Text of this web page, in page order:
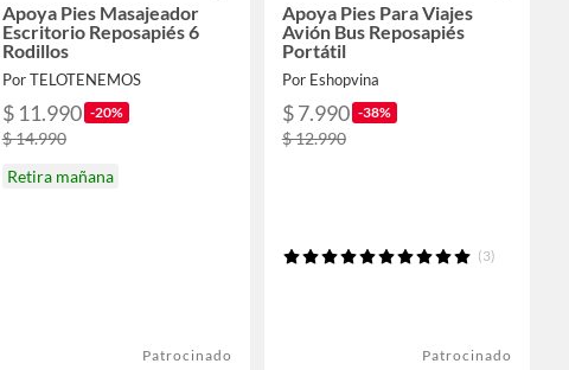
Apoya Pies Masajeador
Escritorio Reposapiés 6
Rodillos
Por TELOTENEMOS
$ 11.990 -20%
$ 14.990
Retira mañana
Patrocinado
Apoya Pies Para Viajes
Avión Bus Reposapiés
Portátil
Por Eshopvina
$ 7.990 -38%
$ 12.990
(3)
Patrocinado